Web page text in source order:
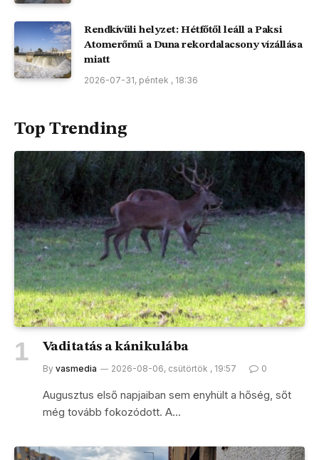
Rendkívüli helyzet: Hétfőtől leáll a Paksi
Atomerőmű a Duna rekordalacsony vízállása
miatt
2026-07-31, péntek , 18:36
Top Trending
Vaditatás a kánikulába
By vasmedia 2026-08-06, csütörtök , 19:57 0
Augusztus első napjaiban sem enyhült a hőség, sőt
még tovább fokozódott. A…